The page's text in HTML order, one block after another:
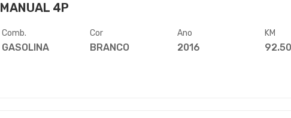
MANUAL 4P
Comb.
GASOLINA
Cor
BRANCO
Ano
2016
KM